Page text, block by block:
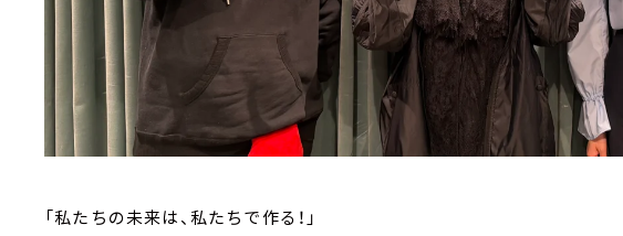
「私たちの未来は、私たちで作る！」